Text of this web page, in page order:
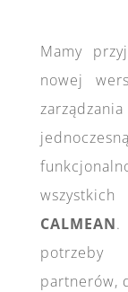
Mamy
nowej
CALMEAN.
potrzeby
partnerów,